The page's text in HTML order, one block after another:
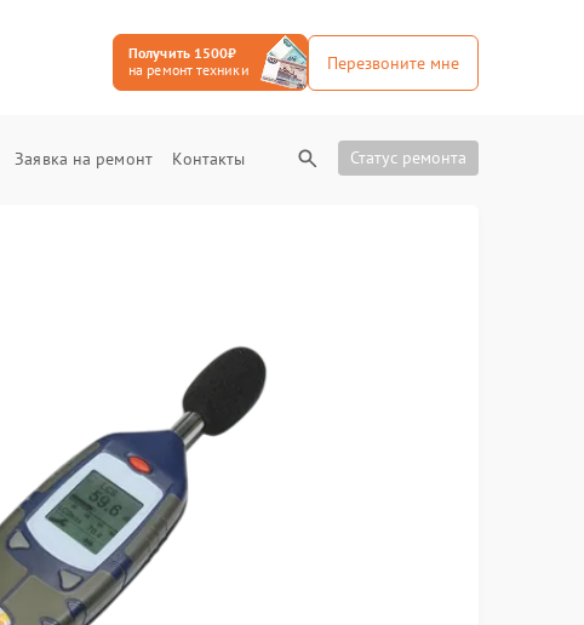
Получить 1500₽
на ремонт техники
Перезвоните мне
Заявка на ремонт Контакты Статус ремонта